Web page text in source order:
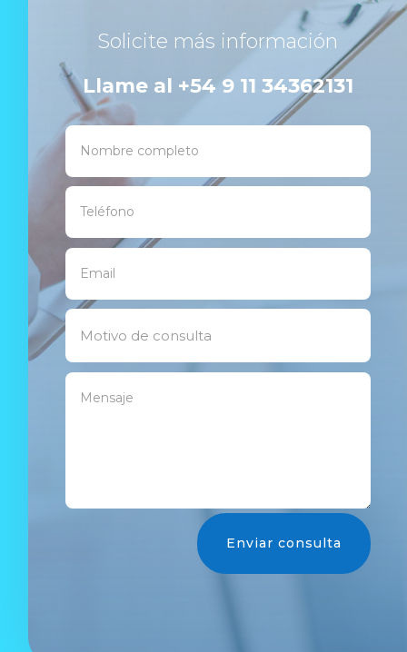
Solicite más información
Llame al +54 9 11 34362131
Enviar consulta